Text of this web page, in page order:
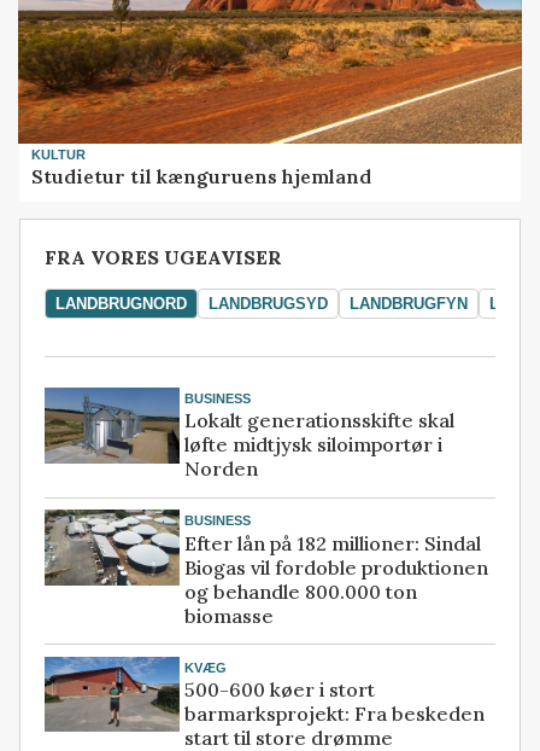
KULTUR
Studietur til kænguruens hjemland
FRA VORES UGEAVISER
LANDBRUGNORD LANDBRUGSYD LANDBRUGFYN
BUSINESS
Lokalt generationsskifte skal
løfte midtjysk siloimportør i
Norden
BUSINESS
Efter lån på 182 millioner: Sindal
Biogas vil fordoble produktionen
og behandle 800.000 ton
biomasse
KVÆG
500-600 køer i stort
barmarksprojekt: Fra beskeden
start til store drømme